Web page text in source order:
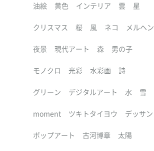
油絵 黄色 インテリア 雲 星
クリスマス 桜 風 ネコ メルヘン
夜景 現代アート 森 男の子
モノクロ 光彩 水彩画 詩
グリーン デジタルアート 水 雪
moment ツキトタイヨウ デッサン
ポップアート 古河博章 太陽